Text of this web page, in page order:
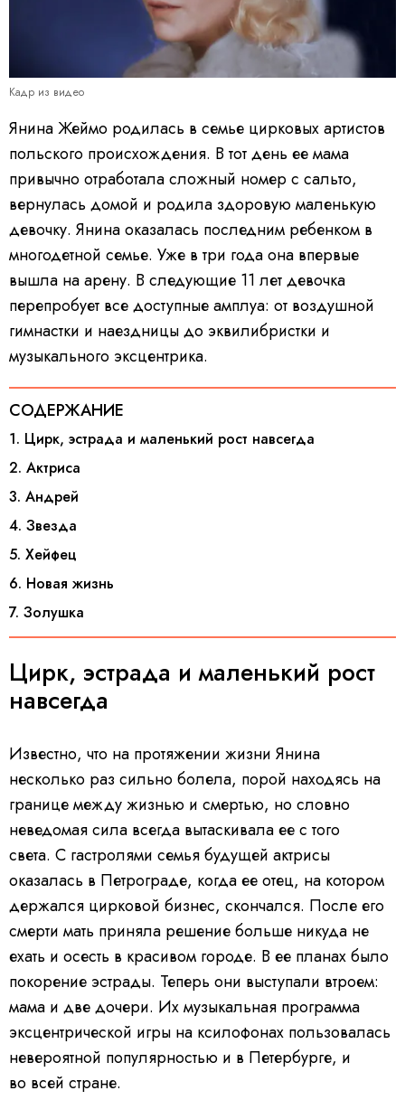
Кадр из видео
Янина Жеймо родилась в семье цирковых артистов
польского происхождения. В тот день ее мама
привычно отработала сложный номер с сальто,
вернулась домой и родила здоровую маленькую
девочку. Янина оказалась последним ребенком в
многодетной семье. Уже в три года она впервые
вышла на арену. В следующие 11 лет девочка
перепробует все доступные амплуа: от воздушной
гимнастки и наездницы до эквилибристки и
музыкального эксцентрика.
СОДЕРЖАНИЕ
1. Цирк, эстрада и маленький рост навсегда
2. Актриса
3. Андрей
4. Звезда
5. Хейфец
6. Новая жизнь
7. Золушка
Цирк, эстрада и маленький рост
навсегда
Известно, что на протяжении жизни Янина
несколько раз сильно болела, порой находясь на
границе между жизнью и смертью, но словно
неведомая сила всегда вытаскивала ее с того
света. С гастролями семья будущей актрисы
оказалась в Петрограде, когда ее отец, на котором
держался цирковой бизнес, скончался. После его
смерти мать приняла решение больше никуда не
ехать и осесть в красивом городе. В ее планах было
покорение эстрады. Теперь они выступали втроем:
мама и две дочери. Их музыкальная программа
эксцентрической игры на ксилофонах пользовалась
невероятной популярностью и в Петербурге, и
во всей стране.